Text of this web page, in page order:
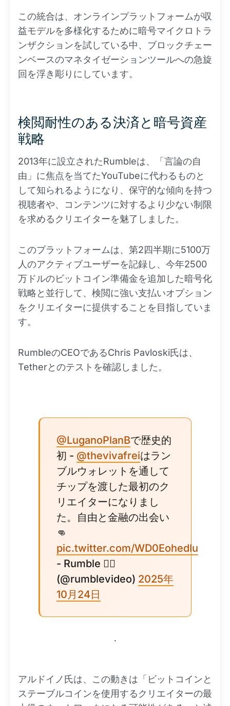
この統合は、オンラインプラットフォームが収
益モデルを多様化するために暗号マイクロトラ
ンザクションを試している中、ブロックチェー
ンベースのマネタイゼーションツールへの急旋
回を浮き彫りにしています。
検閲耐性のある決済と暗号資産
戦略
2013年に設立されたRumbleは、「言論の自
由」に焦点を当てたYouTubeに代わるものと
して知られるようになり、保守的な傾向を持つ
視聴者や、コンテンツに対するより少ない制限
を求めるクリエイターを魅了しました。
このプラットフォームは、第2四半期に5100万
人のアクティブユーザーを記録し、今年2500
万ドルのビットコイン準備金を追加した暗号化
戦略と並行して、検閲に強い支払いオプション
をクリエイターに提供することを目指していま
す。
RumbleのCEOであるChris Pavloski氏は、
Tetherとのテストを確認しました。
@LuganoPlanBで歴史的
初 - @thevivafreiはラン
ブルウォレットを通して
チップを渡した最初のク
リエイターになりまし
た。自由と金融の出会い
👊
pic.twitter.com/WD0EohedIu
- Rumble 🏴‍☠️
(@rumblevideo) 2025年
10月24日
.
アルドイノ氏は、この動きは「ビットコインと
ステーブルコインを使用するクリエイターの最